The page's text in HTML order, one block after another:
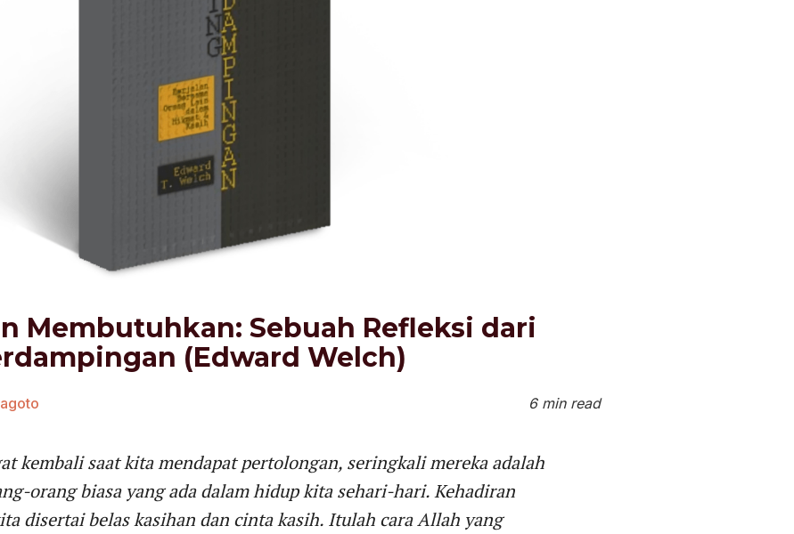
Membutuhkan: Sebuah Refleksi dari
(Edward Welch)
6 min read
kembali saat kita mendapat pertolongan, seringkali mereka adalah
orang biasa yang ada dalam hidup kita sehari-hari. Kehadiran
disertai belas kasihan dan cinta kasih. Itulah cara Allah yang